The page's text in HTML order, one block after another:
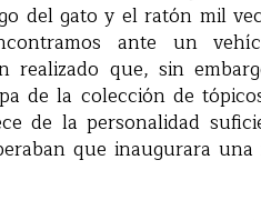
del gato y el ratón mil
ante un
realizado que, sin
de la colección de
de la personalidad
que inaugurara